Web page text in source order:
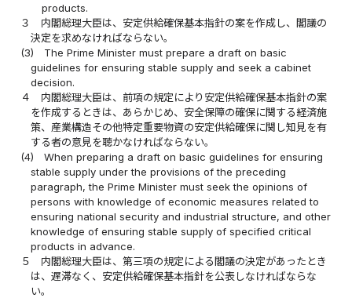
products.
３
内閣総理大臣は、安定供給確保基本指針の案を作成し、閣議の
決定を求めなければならない。
(3)
The Prime Minister must prepare a draft on basic
guidelines for ensuring stable supply and seek a cabinet
decision.
４
内閣総理大臣は、前項の規定により安定供給確保基本指針の案
を作成するときは、あらかじめ、安全保障の確保に関する経済施
策、産業構造その他特定重要物資の安定供給確保に関し知見を有
する者の意見を聴かなければならない。
(4)
When preparing a draft on basic guidelines for ensuring
stable supply under the provisions of the preceding
paragraph, the Prime Minister must seek the opinions of
persons with knowledge of economic measures related to
ensuring national security and industrial structure, and other
knowledge of ensuring stable supply of specified critical
products in advance.
５
内閣総理大臣は、第三項の規定による閣議の決定があったとき
は、遅滞なく、安定供給確保基本指針を公表しなければならな
い。